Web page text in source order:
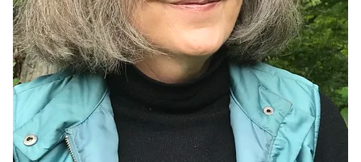
KONTAKT
PRESSKONTAKT
PEER REVIEW-PROCESSEN